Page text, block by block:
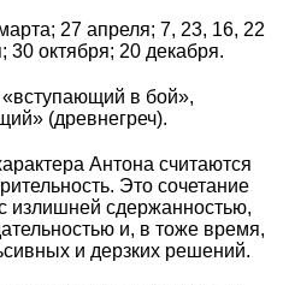
27 апреля; 7, 23, 16, 22
30 октября; 20 декабря.
в бой»,
(древнегреч).
Антона считаются
Это сочетание
излишней сдержанностью,
и, в тоже время,
и дерзких решений.